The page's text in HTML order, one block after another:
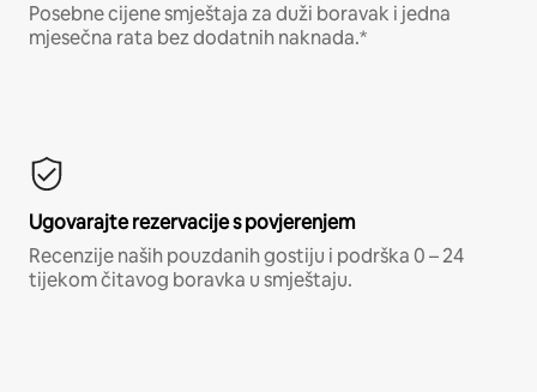
Posebne cijene smještaja za duži boravak i jedna
mjesečna rata bez dodatnih naknada.*
Ugovarajte rezervacije s povjerenjem
Recenzije naših pouzdanih gostiju i podrška 0 – 24
tijekom čitavog boravka u smještaju.